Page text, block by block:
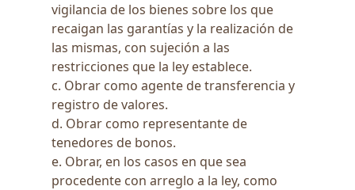
vigilancia de los bienes sobre los que
recaigan las garantías y la realización de
las mismas, con sujeción a las
restricciones que la ley establece.
c. Obrar como agente de transferencia y
registro de valores.
d. Obrar como representante de
tenedores de bonos.
e. Obrar, en los casos en que sea
procedente con arreglo a la ley, como